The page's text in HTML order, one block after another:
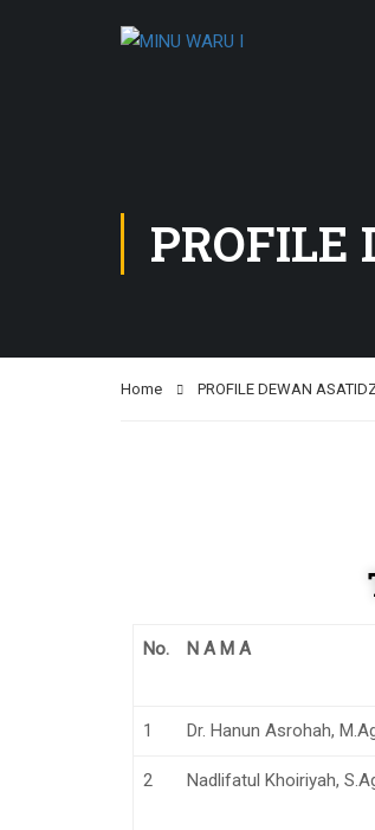
PROFILE
Home PROFILE DEWAN
No. N A M A
1 Dr. Hanun Asrohah,
2 Nadlifatul Khoiriyah,